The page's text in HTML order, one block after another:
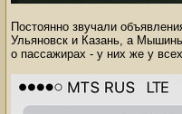
Постоянно звучали
Ульяновск и Казань, а
о пассажирах - у них же у